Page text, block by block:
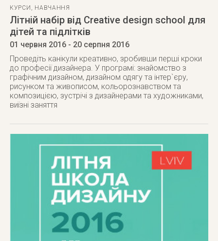
КУРСИ , НАВЧАННЯ
Літній набір від Creative design school для
дітей та підлітків
01 червня 2016 - 20 серпня 2016
Проведіть канікули креативно, зробивши перші кроки
до професії дизайнера. У програмі: знайомство з
графічним дизайном, дизайном одягу та інтер`єру,
рисунком та живописом, кольорознавством та
композицією, зустрічі з дизайнерами та художниками,
виїзні заняття